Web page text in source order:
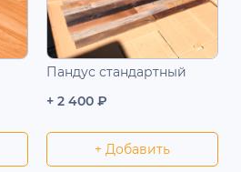
Пандус стандартный
+ 2 400 ₽
+ Добавить